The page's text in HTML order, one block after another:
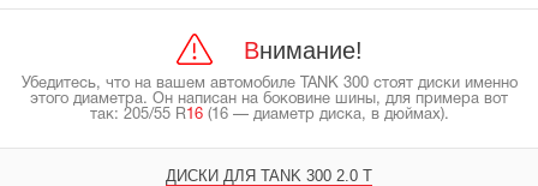
Внимание!
Убедитесь, что на вашем автомобиле TANK 300 стоят диски именно
этого диаметра. Он написан на боковине шины, для примера вот
так: 205/55 R16 (16 — диаметр диска, в дюймах).
ДИСКИ ДЛЯ TANK 300 2.0 T